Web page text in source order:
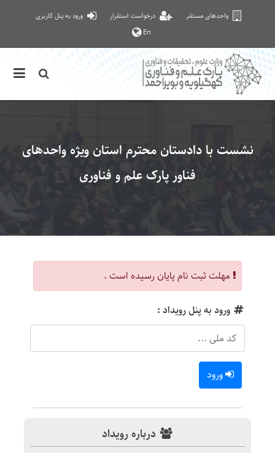
واحدهای مستقر درخواست استقرار
ورود به پنل کاربری
En
نشست با دادستان محترم استان ویژه واحدهای
فناور پارک علم و فناوری
مهلت ثبت نام پایان رسیده است .
ورود به پنل رویداد :
ورود
درباره رویداد